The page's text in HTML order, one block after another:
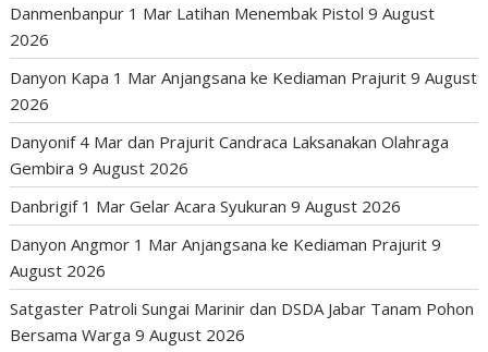
Danmenbanpur 1 Mar Latihan Menembak Pistol 9 August
2026
Danyon Kapa 1 Mar Anjangsana ke Kediaman Prajurit 9 August
2026
Danyonif 4 Mar dan Prajurit Candraca Laksanakan Olahraga
Gembira 9 August 2026
Danbrigif 1 Mar Gelar Acara Syukuran 9 August 2026
Danyon Angmor 1 Mar Anjangsana ke Kediaman Prajurit 9
August 2026
Satgaster Patroli Sungai Marinir dan DSDA Jabar Tanam Pohon
Bersama Warga 9 August 2026